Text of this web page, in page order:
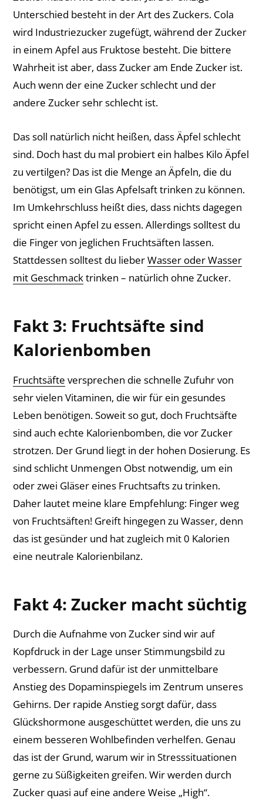
Unterschied besteht in der Art des Zuckers. Cola
wird Industriezucker zugefügt, während der Zucker
in einem Apfel aus Fruktose besteht. Die bittere
Wahrheit ist aber, dass Zucker am Ende Zucker ist.
Auch wenn der eine Zucker schlecht und der
andere Zucker sehr schlecht ist.
Das soll natürlich nicht heißen, dass Äpfel schlecht
sind. Doch hast du mal probiert ein halbes Kilo Äpfel
zu vertilgen? Das ist die Menge an Äpfeln, die du
benötigst, um ein Glas Apfelsaft trinken zu können.
Im Umkehrschluss heißt dies, dass nichts dagegen
spricht einen Apfel zu essen. Allerdings solltest du
die Finger von jeglichen Fruchtsäften lassen.
Stattdessen solltest du lieberWasser oder Wasser
mit Geschmacktrinken – natürlich ohne Zucker.
Fakt 3: Fruchtsäfte sind
Kalorienbomben
Fruchtsäfte versprechen die schnelle Zufuhr von
sehr vielen Vitaminen, die wir für ein gesundes
Leben benötigen. Soweit so gut, doch Fruchtsäfte
sind auch echte Kalorienbomben, die vor Zucker
strotzen. Der Grund liegt in der hohen Dosierung. Es
sind schlicht Unmengen Obst notwendig, um ein
oder zwei Gläser eines Fruchtsafts zu trinken.
Daher lautet meine klare Empfehlung: Finger weg
von Fruchtsäften! Greift hingegen zu Wasser, denn
das ist gesünder und hat zugleich mit 0 Kalorien
eine neutrale Kalorienbilanz.
Fakt 4: Zucker macht süchtig
Durch die Aufnahme von Zucker sind wir auf
Kopfdruck in der Lage unser Stimmungsbild zu
verbessern. Grund dafür ist der unmittelbare
Anstieg des Dopaminspiegels im Zentrum unseres
Gehirns. Der rapide Anstieg sorgt dafür, dass
Glückshormone ausgeschüttet werden, die uns zu
einem besseren Wohlbefinden verhelfen. Genau
das ist der Grund, warum wir in Stresssituationen
gerne zu Süßigkeiten greifen. Wir werden durch
Zucker quasi auf eine andere Weise „High“.